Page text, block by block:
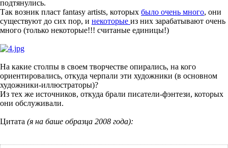
подтянулись.
Так возник пласт fantasy artists, которых было очень много, они
существуют до сих пор, и некоторые из них зарабатывают очень
много (только некоторые!!! считаные единицы!)
На какие столпы в своем творчестве опирались, на кого
ориентировались, откуда черпали эти художники (в основном
художники-иллюстраторы)?
Из тех же источников, откуда брали писатели-фэнтези, которых
они обслуживали.
Цитата (я на баше образца 2008 года):